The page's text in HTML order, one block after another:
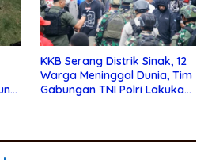
KKB Serang Distrik Sinak, 12
Warga Meninggal Dunia, Tim
Gabungan TNI Polri Lakukan